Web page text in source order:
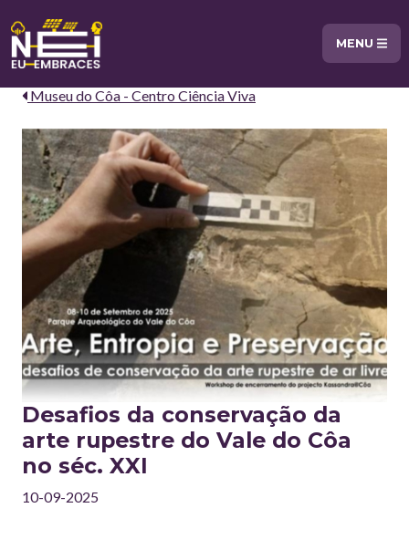
MENU
Museu do Côa - Centro Ciência Viva
Desafios da conservação da
arte rupestre do Vale do Côa
no séc. XXI
10-09-2025